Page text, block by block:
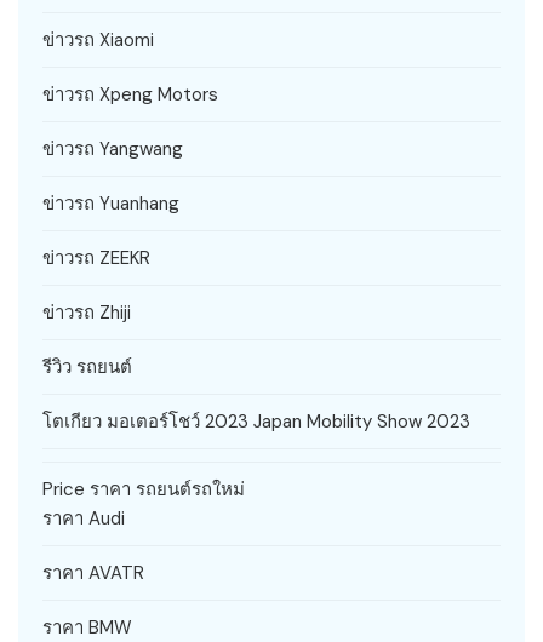
ข่าวรถ Xiaomi
ข่าวรถ Xpeng Motors
ข่าวรถ Yangwang
ข่าวรถ Yuanhang
ข่าวรถ ZEEKR
ข่าวรถ Zhiji
รีวิว รถยนต์
โตเกียว มอเตอร์โชว์ 2023 Japan Mobility Show 2023
Price ราคา รถยนต์รถใหม่
ราคา Audi
ราคา AVATR
ราคา BMW